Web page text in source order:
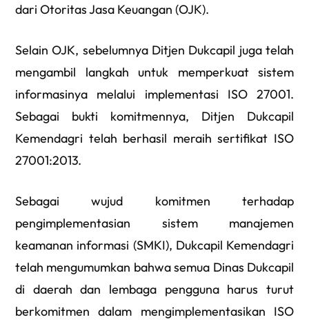
dari Otoritas Jasa Keuangan (OJK).
Selain OJK, sebelumnya Ditjen Dukcapil juga telah
mengambil langkah untuk memperkuat sistem
informasinya melalui implementasi ISO 27001.
Sebagai bukti komitmennya, Ditjen Dukcapil
Kemendagri telah berhasil meraih sertifikat ISO
27001:2013.
Sebagai wujud komitmen terhadap
pengimplementasian sistem manajemen
keamanan informasi (SMKI), Dukcapil Kemendagri
telah mengumumkan bahwa semua Dinas Dukcapil
di daerah dan lembaga pengguna harus turut
berkomitmen dalam mengimplementasikan ISO